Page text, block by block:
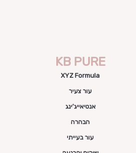
KB PURE
XYZ Formula
עור צעיר
אנטיאייג’ינג
הבהרה
עור בעייתי